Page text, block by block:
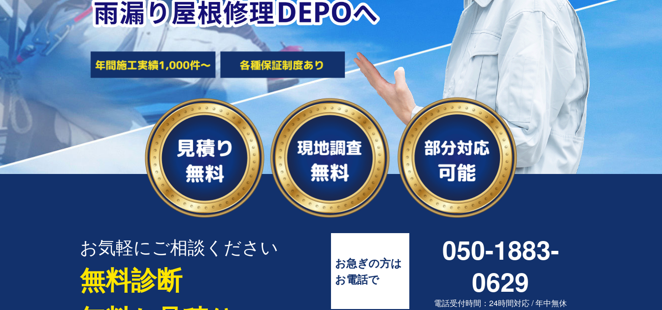
お気軽にご相談ください
無料診断
お急ぎの方は
お電話で
050-1883-
0629
電話受付時間：24時間対応/年中無休